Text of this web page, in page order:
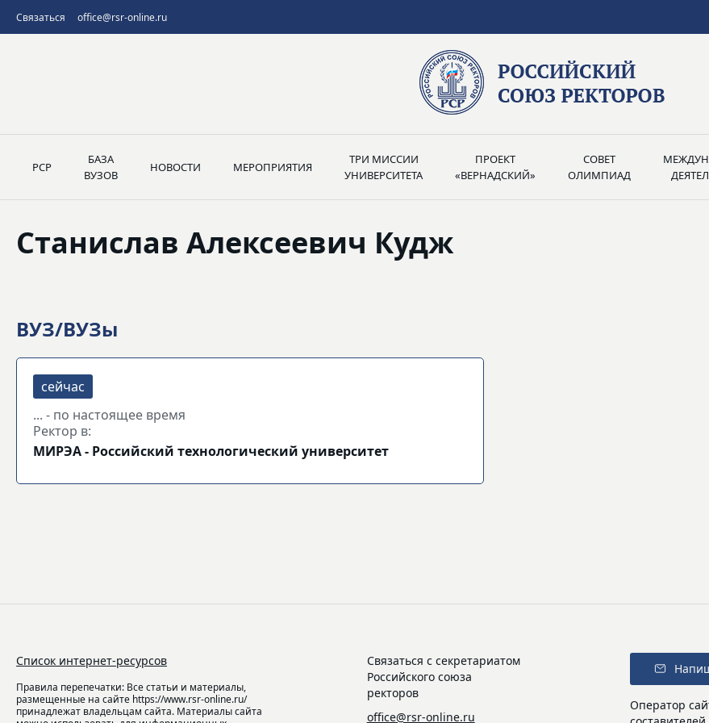
Связаться office@rsr-online.ru
РСР
БАЗА
ВУЗОВ
НОВОСТИ МЕРОПРИЯТИЯ
ТРИ МИССИИ
УНИВЕРСИТЕТА
ПРОЕКТ
«ВЕРНАДСКИЙ»
СОВЕТ
ОЛИМПИАД
Станислав Алексеевич Кудж
ВУЗ/ВУЗы
... - по настоящее время
Ректор в:
МИРЭА - Российский технологический университет
Список интернет-ресурсов
Правила перепечатки: Все статьи и материалы,
размещенные на сайте https://www.rsr-online.ru/
принадлежат владельцам сайта. Материалы сайта
Связаться с секретариатом
Российского союза
ректоров
office@rsr-online.ru
Оператор